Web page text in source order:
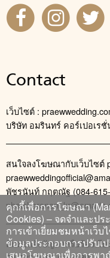
Contact
เว็บไซต์ :
บริษัท อมรินทร์ คอร์เปอเร
สนใจลงโฆษณากับเว็บไซต์
พัชรนันท์ กฤตณัฐ (084-
ติดต่อแจ้งปัญหาหรือร้องเรีย
คุกกี้เพื่อการโฆษณา
Cookies) – จดจำและป
การเข้าเยี่ยมชมหน้าเว็
ข้อมูลประกอบการปรับเ
เสนอโฆษณาเพื่อการพ